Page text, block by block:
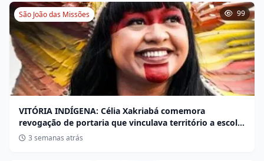
São João das Missões 99
VITÓRIA INDÍGENA: Célia Xakriabá comemora
revogação de portaria que vinculava território a escola
não indígena
3 semanas atrás